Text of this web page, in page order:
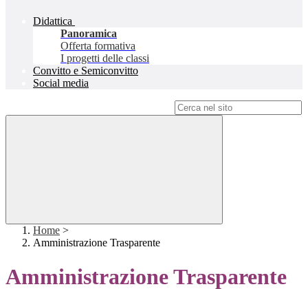
Didattica
Panoramica
Offerta formativa
I progetti delle classi
Convitto e Semiconvitto
Social media
Home >
Amministrazione Trasparente
Amministrazione Trasparente